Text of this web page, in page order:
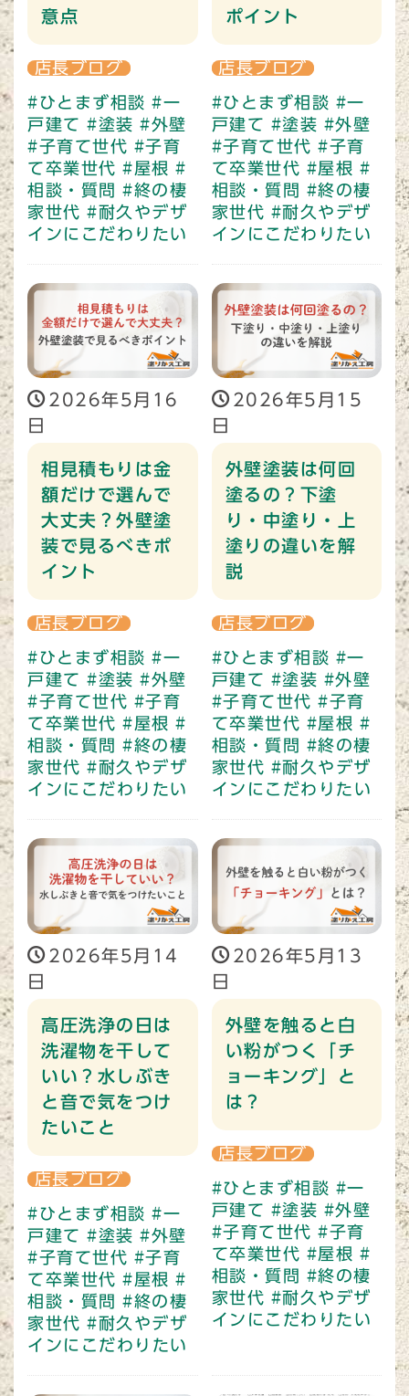
意点
店長ブログ
#ひとまず相談 #一
戸建て #塗装 #外壁
#子育て世代 #子育
て卒業世代 #屋根 #
相談・質問 #終の棲
家世代 #耐久やデザ
インにこだわりたい
ポイント
店長ブログ
#ひとまず相談 #一
戸建て #塗装 #外壁
#子育て世代 #子育
て卒業世代 #屋根 #
相談・質問 #終の棲
家世代 #耐久やデザ
インにこだわりたい
2026年5月16
日
相見積もりは金
額だけで選んで
大丈夫？外壁塗
装で見るべきポ
イント
店長ブログ
#ひとまず相談 #一
戸建て #塗装 #外壁
#子育て世代 #子育
て卒業世代 #屋根 #
相談・質問 #終の棲
家世代 #耐久やデザ
インにこだわりたい
2026年5月15
日
外壁塗装は何回
塗るの？下塗
り・中塗り・上
塗りの違いを解
説
店長ブログ
#ひとまず相談 #一
戸建て #塗装 #外壁
#子育て世代 #子育
て卒業世代 #屋根 #
相談・質問 #終の棲
家世代 #耐久やデザ
インにこだわりたい
2026年5月14
日
高圧洗浄の日は
洗濯物を干して
いい？水しぶき
と音で気をつけ
たいこと
店長ブログ
#ひとまず相談 #一
戸建て #塗装 #外壁
#子育て世代 #子育
て卒業世代 #屋根 #
相談・質問 #終の棲
家世代 #耐久やデザ
インにこだわりたい
2026年5月13
日
外壁を触ると白
い粉がつく「チ
ョーキング」と
は？
店長ブログ
#ひとまず相談 #一
戸建て #塗装 #外壁
#子育て世代 #子育
て卒業世代 #屋根 #
相談・質問 #終の棲
家世代 #耐久やデザ
インにこだわりたい